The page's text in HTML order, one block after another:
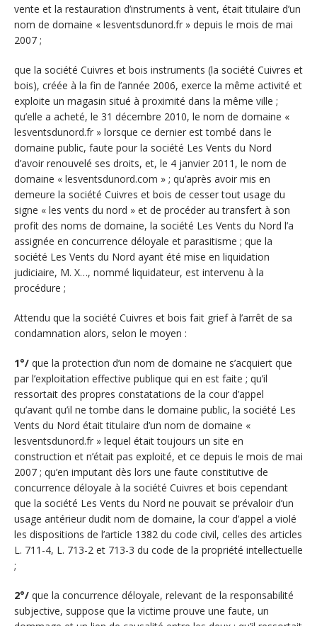
vente et la restauration d’instruments à vent, était titulaire d’un
nom de domaine « lesventsdunord.fr » depuis le mois de mai
2007 ;
que la société Cuivres et bois instruments (la société Cuivres et
bois), créée à la fin de l’année 2006, exerce la même activité et
exploite un magasin situé à proximité dans la même ville ;
qu’elle a acheté, le 31 décembre 2010, le nom de domaine «
lesventsdunord.fr » lorsque ce dernier est tombé dans le
domaine public, faute pour la société Les Vents du Nord
d’avoir renouvelé ses droits, et, le 4 janvier 2011, le nom de
domaine « lesventsdunord.com » ; qu’après avoir mis en
demeure la société Cuivres et bois de cesser tout usage du
signe « les vents du nord » et de procéder au transfert à son
profit des noms de domaine, la société Les Vents du Nord l’a
assignée en concurrence déloyale et parasitisme ; que la
société Les Vents du Nord ayant été mise en liquidation
judiciaire, M. X…, nommé liquidateur, est intervenu à la
procédure ;
Attendu que la société Cuivres et bois fait grief à l’arrêt de sa
condamnation alors, selon le moyen :
1°/ que la protection d’un nom de domaine ne s’acquiert que
par l’exploitation effective publique qui en est faite ; qu’il
ressortait des propres constatations de la cour d’appel
qu’avant qu’il ne tombe dans le domaine public, la société Les
Vents du Nord était titulaire d’un nom de domaine «
lesventsdunord.fr » lequel était toujours un site en
construction et n’était pas exploité, et ce depuis le mois de mai
2007 ; qu’en imputant dès lors une faute constitutive de
concurrence déloyale à la société Cuivres et bois cependant
que la société Les Vents du Nord ne pouvait se prévaloir d’un
usage antérieur dudit nom de domaine, la cour d’appel a violé
les dispositions de l’article 1382 du code civil, celles des articles
L. 711-4, L. 713-2 et 713-3 du code de la propriété intellectuelle
;
2°/ que la concurrence déloyale, relevant de la responsabilité
subjective, suppose que la victime prouve une faute, un